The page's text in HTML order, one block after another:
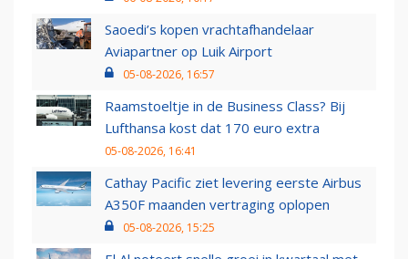
Saoedi’s kopen vrachtafhandelaar
Aviapartner op Luik Airport
05-08-2026, 16:57
Raamstoeltje in de Business Class? Bij
Lufthansa kost dat 170 euro extra
05-08-2026, 16:41
Cathay Pacific ziet levering eerste Airbus
A350F maanden vertraging oplopen
05-08-2026, 15:25